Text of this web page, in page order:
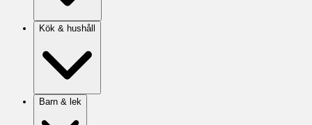
Kök & hushåll
Barn & lek